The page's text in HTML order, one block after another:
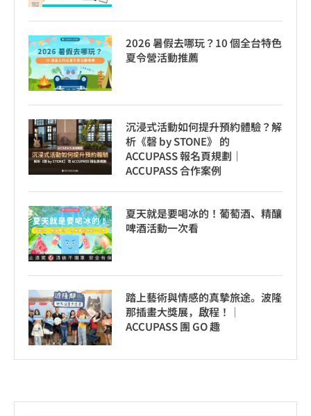
2026 暑假去哪玩？10 個全台特色
夏令營活動推薦
沉浸式活動如何提升預約體驗？解
析《磬 by STONE》 的
ACCUPASS 報名頁規劃｜
ACCUPASS 合作案例
夏天就是要喝冰的！葡萄酒、精釀
啤酒活動一次看
踏上藝術與情感的真摯旅途。波隆
那插畫大獎展，啟程！│
ACCUPASS 團 GO 趣